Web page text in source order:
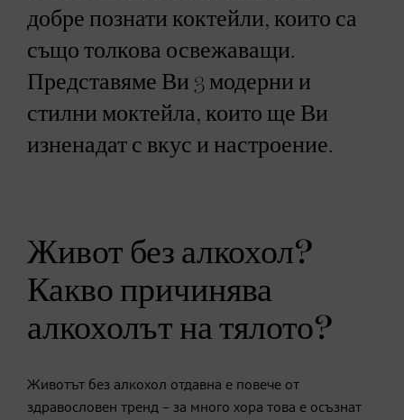
добре познати коктейли, които са
също толкова освежаващи.
Представяме Ви 3 модерни и
стилни моктейла, които ще Ви
изненадат с вкус и настроение.
Живот без алкохол?
Какво причинява
алкохолът на тялото?
Животът без алкохол отдавна е повече от
здравословен тренд – за много хора това е осъзнат